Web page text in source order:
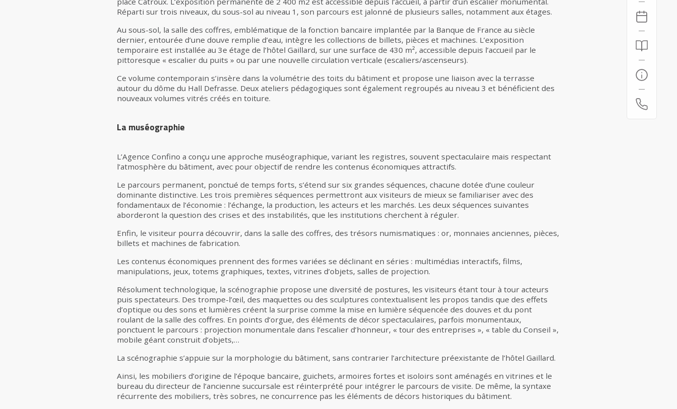
Réparti sur trois niveaux, du sous-sol au niveau 1, son parcours est jalonné de plusieurs salles, notamment aux étages.
Au sous-sol, la salle des coffres, emblématique de la fonction bancaire implantée par la Banque de France au siècle
dernier, entourée d’une douve remplie d’eau, intègre les collections de billets, pièces et machines. L’exposition
temporaire est installée au 3e étage de l’hôtel Gaillard, sur une surface de 430 m², accessible depuis l’accueil par le
pittoresque « escalier du puits » ou par une nouvelle circulation verticale (escaliers/ascenseurs).
Ce volume contemporain s’insère dans la volumétrie des toits du bâtiment et propose une liaison avec la terrasse
autour du dôme du Hall Defrasse. Deux ateliers pédagogiques sont également regroupés au niveau 3 et bénéficient des
nouveaux volumes vitrés créés en toiture.
La muséographie
L’Agence Confino a conçu une approche muséographique, variant les registres, souvent spectaculaire mais respectant
l’atmosphère du bâtiment, avec pour objectif de rendre les contenus économiques attractifs.
Le parcours permanent, ponctué de temps forts, s’étend sur six grandes séquences, chacune dotée d’une couleur
dominante distinctive. Les trois premières séquences permettront aux visiteurs de mieux se familiariser avec des
fondamentaux de l’économie : l’échange, la production, les acteurs et les marchés. Les deux séquences suivantes
aborderont la question des crises et des instabilités, que les institutions cherchent à réguler.
Enfin, le visiteur pourra découvrir, dans la salle des coffres, des trésors numismatiques : or, monnaies anciennes, pièces,
billets et machines de fabrication.
Les contenus économiques prennent des formes variées se déclinant en séries : multimédias interactifs, films,
manipulations, jeux, totems graphiques, textes, vitrines d’objets, salles de projection.
Résolument technologique, la scénographie propose une diversité de postures, les visiteurs étant tour à tour acteurs
puis spectateurs. Des trompe-l’œil, des maquettes ou des sculptures contextualisent les propos tandis que des effets
d’optique ou des sons et lumières créent la surprise comme la mise en lumière séquencée des douves et du pont
roulant de la salle des coffres. En points d’orgue, des éléments de décor spectaculaires, parfois monumentaux,
ponctuent le parcours : projection monumentale dans l’escalier d’honneur, « tour des entreprises », « table du Conseil »,
mobile géant construit d’objets,…
La scénographie s’appuie sur la morphologie du bâtiment, sans contrarier l’architecture préexistante de l’hôtel Gaillard.
Ainsi, les mobiliers d’origine de l’époque bancaire, guichets, armoires fortes et isoloirs sont aménagés en vitrines et le
bureau du directeur de l’ancienne succursale est réinterprété pour intégrer le parcours de visite. De même, la syntaxe
récurrente des mobiliers, très sobres, ne concurrence pas les éléments de décors historiques du bâtiment.